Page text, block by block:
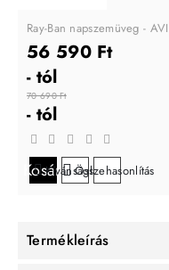
Ray-Ban napszemüveg -
56 590 Ft
- tól
70 690 Ft
- tól
Kosárba
Kívánságlistára
Összehasonlítás
Termékleírás